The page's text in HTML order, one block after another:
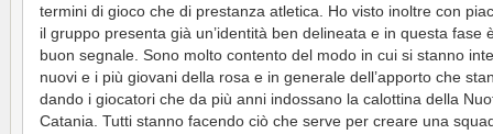
termini di gioco che di prestanza atletica. Ho visto inoltre con
il gruppo presenta già un’identità ben delineata e in questa fase
buon segnale. Sono molto contento del modo in cui si stanno
nuovi e i più giovani della rosa e in generale dell’apporto che
dando i giocatori che da più anni indossano la calottina della
Catania. Tutti stanno facendo ciò che serve per creare una